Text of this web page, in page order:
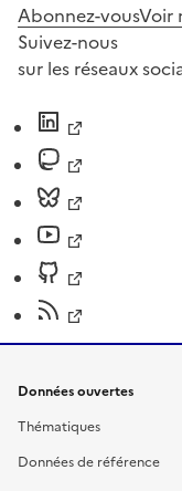
Abonnez-vousVoir
Suivez-nous
sur les réseaux
Données ouvertes
Thématiques
Données de référence